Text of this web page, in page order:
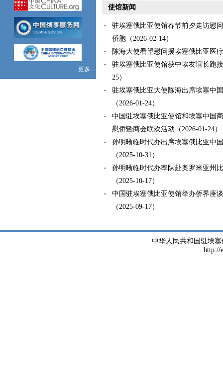
更多...
使馆新闻
驻埃塞俄比亚使馆春节前夕走访慰
侨胞（2026-02-14）
陈海大使看望慰问援埃塞俄比亚医
驻埃塞俄比亚使馆获中埃友谊长跑
25）
驻埃塞俄比亚大使陈海出席埃塞中
（2026-01-24）
中国驻埃塞俄比亚使馆和埃塞中国
慰侨暨商会联欢活动（2026-01-24）
孙明晰临时代办出席埃塞俄比亚中
（2025-10-31）
孙明晰临时代办率队赴奥罗米亚州
（2025-10-17）
中国驻埃塞俄比亚使馆举办侨界座
（2025-09-17）
中华人民共和国驻埃
http://